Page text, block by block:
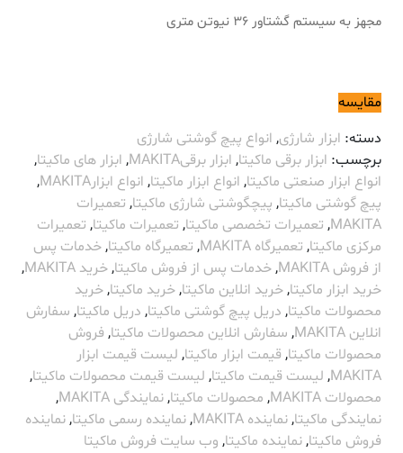
مجهز به سیستم گشتاور 36 نیوتن متری
مقایسه
دسته: ابزار شارژی, انواع پیچ گوشتی شارژی
برچسب: ابزار برقی ماکیتا, ابزار برقیMAKITA , ابزار های ماکیتا,
انواع ابزار صنعتی ماکیتا, انواع ابزار ماکیتا, انواع ابزارMAKITA
,
پیچ گوشتی ماکیتا, پیچگوشتی شارژی ماکیتا, تعمیرات
MAKITA
, تعمیرات تخصصی ماکیتا, تعمیرات ماکیتا, تعمیرات
مرکزی ماکیتا, تعمیرگاه MAKITA , تعمیرگاه ماکیتا,خدمات پس
از فروش MAKITA
,خدمات پس از فروش ماکیتا,خرید MAKITA
,
خرید ابزار ماکیتا,خرید انلاین ماکیتا,خرید ماکیتا,خرید
محصولات ماکیتا, دریل پیچ گوشتی ماکیتا, دریل ماکیتا, سفارش
انلاین MAKITA
, سفارش انلاین محصولات ماکیتا, فروش
محصولات ماکیتا, قیمت ابزار ماکیتا, لیست قیمت ابزار
MAKITA
, لیست قیمت ماکیتا, لیست قیمت محصولات ماکیتا,
محصولات MAKITA
, محصولات ماکیتا,نمایندگی MAKITA
,
نمایندگی ماکیتا,نماینده MAKITA ,نماینده رسمی ماکیتا,نماینده
فروش ماکیتا,نماینده ماکیتا, وب سایت فروش ماکیتا